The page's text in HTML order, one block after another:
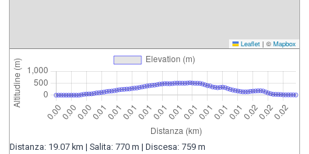
Leaflet | ©Mapbox
Distanza: 19.07 km | Salita: 770 m | Discesa: 759 m